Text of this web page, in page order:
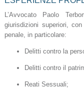
L’Avvocato Paolo
giurisdizioni superiori,
penale, in particolare:
Delitti contro la
Delitti contro il
Reati Sessuali;